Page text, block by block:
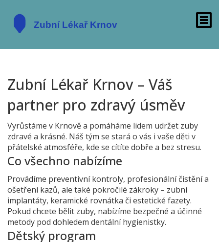
Zubní Lékař Krnov – Váš
partner pro zdravý úsměv
Vyrůstáme v Krnově a pomáháme lidem udržet zuby
zdravé a krásné. Náš tým se stará o vás i vaše děti v
přátelské atmosféře, kde se cítíte dobře a bez stresu.
Co všechno nabízíme
Provádíme preventivní kontroly, profesionální čistění a
ošetření kazů, ale také pokročilé zákroky – zubní
implantáty, keramické rovnátka či estetické fazety.
Pokud chcete bělit zuby, nabízíme bezpečné a účinné
metody pod dohledem dentální hygienistky.
Dětský program